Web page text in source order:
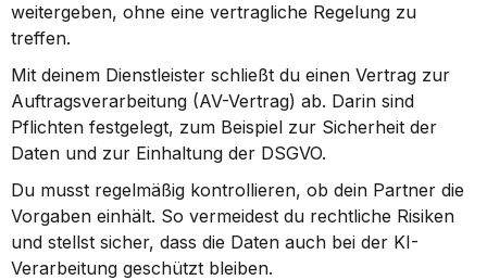
weitergeben, ohne eine vertragliche Regelung zu
treffen.
Mit deinem Dienstleister schließt du einen Vertrag zur
Auftragsverarbeitung (AV-Vertrag) ab. Darin sind
Pflichten festgelegt, zum Beispiel zur Sicherheit der
Daten und zur Einhaltung der DSGVO.
Du musst regelmäßig kontrollieren, ob dein Partner die
Vorgaben einhält. So vermeidest du rechtliche Risiken
und stellst sicher, dass die Daten auch bei der KI-
Verarbeitung geschützt bleiben.